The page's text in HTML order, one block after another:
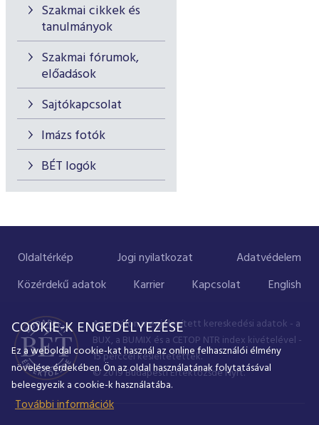
Szakmai cikkek és
tanulmányok
Szakmai fórumok,
előadások
Sajtókapcsolat
Imázs fotók
BÉT logók
Oldaltérkép Jogi nyilatkozat
Adatvédelem
Közérdekű adatok
Karrier Kapcsolat English
A portálon megjelenített kereskedési adatok - a
BUX, a BUMIX és a CETOP NTR index kivételével -
15 perccel késleltetettek.
© 2019 Budapesti Értéktőzsde Nyrt.
COOKIE-K ENGEDÉLYEZÉSE
Ez a weboldal cookie-kat használ az online felhasználói élmény
növelése érdekében. Ön az oldal használatának folytatásával
beleegyezik a cookie-k használatába.
További információk